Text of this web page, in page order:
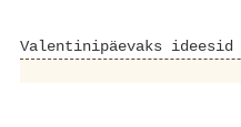
Valentinipäevaks ideesid